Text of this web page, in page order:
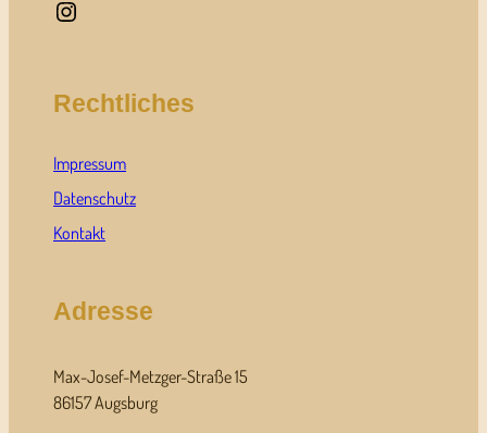
Instagram
Rechtliches
Impressum
Datenschutz
Kontakt
Adresse
Max-Josef-Metzger-Straße 15
86157 Augsburg